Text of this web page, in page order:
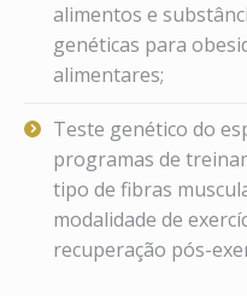
alimentos e
genéticas para
alimentares;
Teste genético do
programas de
tipo de fibras
modalidade de
recuperação pós-